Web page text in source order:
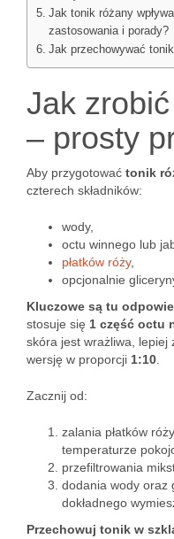
Jak tonik różany
zastosowania i porady?
Jak przechowywać
Jak
– prosty
Aby przygotować tonik
czterech składników:
wody,
octu winnego lub
płatków róży,
opcjonalnie
Kluczowe są tu
stosuje się 1 część octu
skóra jest wrażliwa, lepiej
wersję w proporcji 1:10
Zacznij od:
zalania płatków
temperaturze
przefiltrowania
dodania wody oraz
dokładnego
Przechowuj tonik w